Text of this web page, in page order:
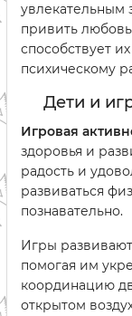
увлекательным
привить
способствует
психическому
Дети и
Игровая
здоровья и
радость и
развиваться
познавательно.
Игры
помогая им
координацию
открытом